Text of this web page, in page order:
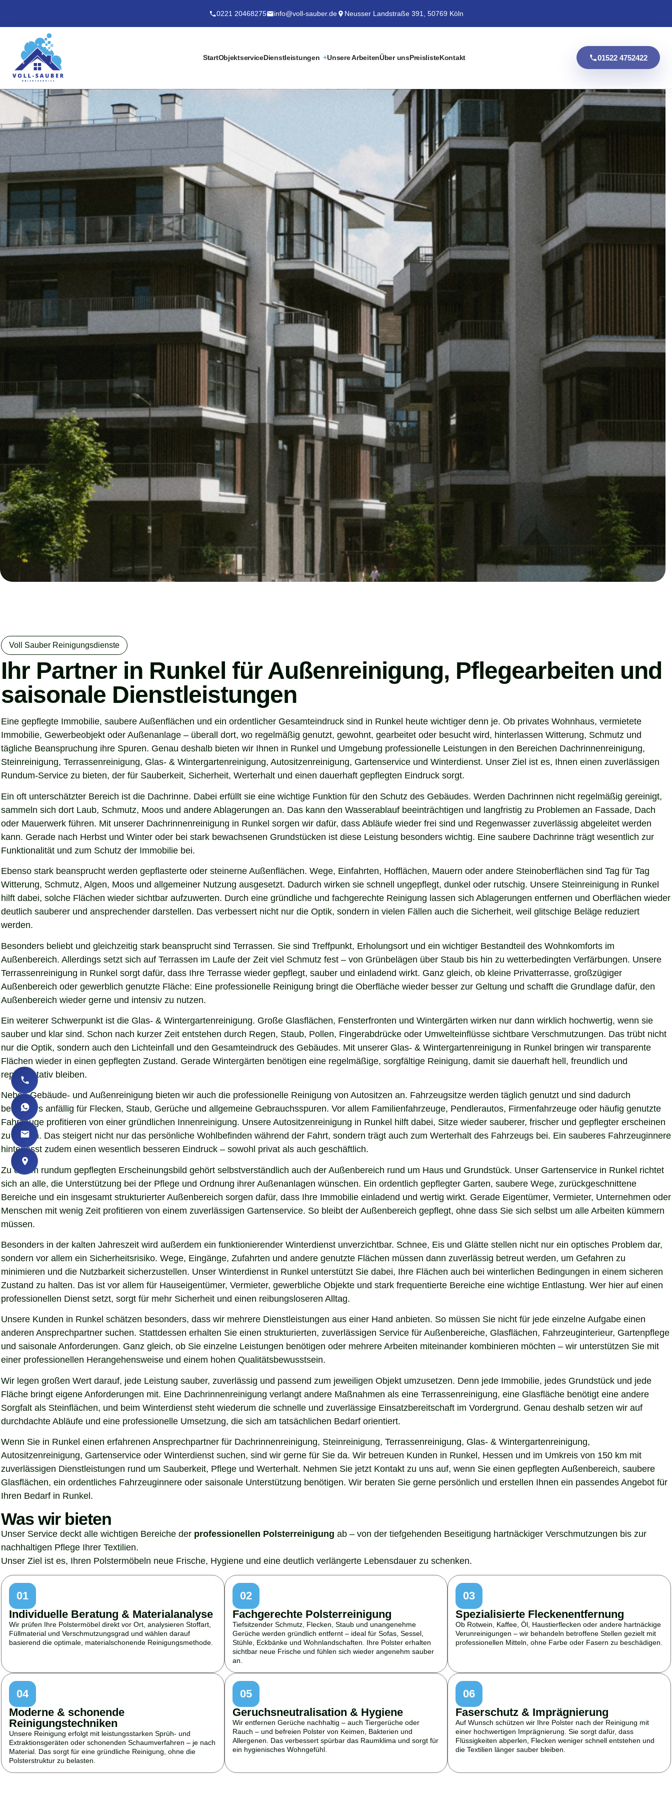
0221 20468275 info@voll-sauber.de Neusser Landstraße 391, 50769 Köln
StartObjektserviceDienstleistungen Unsere ArbeitenÜber unsPreislisteKontakt 01522 4752422
Voll Sauber Reinigungsdienste
Ihr Partner in Runkel für Außenreinigung, Pflegearbeiten und
saisonale Dienstleistungen
Eine gepflegte Immobilie, saubere Außenflächen und ein ordentlicher Gesamteindruck sind in Runkel heute wichtiger denn je. Ob privates Wohnhaus, vermietete
Immobilie, Gewerbeobjekt oder Außenanlage – überall dort, wo regelmäßig genutzt, gewohnt, gearbeitet oder besucht wird, hinterlassen Witterung, Schmutz und
tägliche Beanspruchung ihre Spuren. Genau deshalb bieten wir Ihnen in Runkel und Umgebung professionelle Leistungen in den Bereichen Dachrinnenreinigung,
Steinreinigung, Terrassenreinigung, Glas- & Wintergartenreinigung, Autositzenreinigung, Gartenservice und Winterdienst. Unser Ziel ist es, Ihnen einen zuverlässigen
Rundum-Service zu bieten, der für Sauberkeit, Sicherheit, Werterhalt und einen dauerhaft gepflegten Eindruck sorgt.
Ein oft unterschätzter Bereich ist die Dachrinne. Dabei erfüllt sie eine wichtige Funktion für den Schutz des Gebäudes. Werden Dachrinnen nicht regelmäßig gereinigt,
sammeln sich dort Laub, Schmutz, Moos und andere Ablagerungen an. Das kann den Wasserablauf beeinträchtigen und langfristig zu Problemen an Fassade, Dach
oder Mauerwerk führen. Mit unserer Dachrinnenreinigung in Runkel sorgen wir dafür, dass Abläufe wieder frei sind und Regenwasser zuverlässig abgeleitet werden
kann. Gerade nach Herbst und Winter oder bei stark bewachsenen Grundstücken ist diese Leistung besonders wichtig. Eine saubere Dachrinne trägt wesentlich zur
Funktionalität und zum Schutz der Immobilie bei.
Ebenso stark beansprucht werden gepflasterte oder steinerne Außenflächen. Wege, Einfahrten, Hofflächen, Mauern oder andere Steinoberflächen sind Tag für Tag
Witterung, Schmutz, Algen, Moos und allgemeiner Nutzung ausgesetzt. Dadurch wirken sie schnell ungepflegt, dunkel oder rutschig. Unsere Steinreinigung in Runkel
hilft dabei, solche Flächen wieder sichtbar aufzuwerten. Durch eine gründliche und fachgerechte Reinigung lassen sich Ablagerungen entfernen und Oberflächen wieder
deutlich sauberer und ansprechender darstellen. Das verbessert nicht nur die Optik, sondern in vielen Fällen auch die Sicherheit, weil glitschige Beläge reduziert
werden.
Besonders beliebt und gleichzeitig stark beansprucht sind Terrassen. Sie sind Treffpunkt, Erholungsort und ein wichtiger Bestandteil des Wohnkomforts im
Außenbereich. Allerdings setzt sich auf Terrassen im Laufe der Zeit viel Schmutz fest – von Grünbelägen über Staub bis hin zu wetterbedingten Verfärbungen. Unsere
Terrassenreinigung in Runkel sorgt dafür, dass Ihre Terrasse wieder gepflegt, sauber und einladend wirkt. Ganz gleich, ob kleine Privatterrasse, großzügiger
Außenbereich oder gewerblich genutzte Fläche: Eine professionelle Reinigung bringt die Oberfläche wieder besser zur Geltung und schafft die Grundlage dafür, den
Außenbereich wieder gerne und intensiv zu nutzen.
Ein weiterer Schwerpunkt ist die Glas- & Wintergartenreinigung. Große Glasflächen, Fensterfronten und Wintergärten wirken nur dann wirklich hochwertig, wenn sie
sauber und klar sind. Schon nach kurzer Zeit entstehen durch Regen, Staub, Pollen, Fingerabdrücke oder Umwelteinflüsse sichtbare Verschmutzungen. Das trübt nicht
nur die Optik, sondern auch den Lichteinfall und den Gesamteindruck des Gebäudes. Mit unserer Glas- & Wintergartenreinigung in Runkel bringen wir transparente
Flächen wieder in einen gepflegten Zustand. Gerade Wintergärten benötigen eine regelmäßige, sorgfältige Reinigung, damit sie dauerhaft hell, freundlich und
repräsentativ bleiben.
Neben Gebäude- und Außenreinigung bieten wir auch die professionelle Reinigung von Autositzen an. Fahrzeugsitze werden täglich genutzt und sind dadurch
besonders anfällig für Flecken, Staub, Gerüche und allgemeine Gebrauchsspuren. Vor allem Familienfahrzeuge, Pendlerautos, Firmenfahrzeuge oder häufig genutzte
Fahrzeuge profitieren von einer gründlichen Innenreinigung. Unsere Autositzenreinigung in Runkel hilft dabei, Sitze wieder sauberer, frischer und gepflegter erscheinen
zu lassen. Das steigert nicht nur das persönliche Wohlbefinden während der Fahrt, sondern trägt auch zum Werterhalt des Fahrzeugs bei. Ein sauberes Fahrzeuginnere
hinterlässt zudem einen wesentlich besseren Eindruck – sowohl privat als auch geschäftlich.
Zu einem rundum gepflegten Erscheinungsbild gehört selbstverständlich auch der Außenbereich rund um Haus und Grundstück. Unser Gartenservice in Runkel richtet
sich an alle, die Unterstützung bei der Pflege und Ordnung ihrer Außenanlagen wünschen. Ein ordentlich gepflegter Garten, saubere Wege, zurückgeschnittene
Bereiche und ein insgesamt strukturierter Außenbereich sorgen dafür, dass Ihre Immobilie einladend und wertig wirkt. Gerade Eigentümer, Vermieter, Unternehmen oder
Menschen mit wenig Zeit profitieren von einem zuverlässigen Gartenservice. So bleibt der Außenbereich gepflegt, ohne dass Sie sich selbst um alle Arbeiten kümmern
müssen.
Besonders in der kalten Jahreszeit wird außerdem ein funktionierender Winterdienst unverzichtbar. Schnee, Eis und Glätte stellen nicht nur ein optisches Problem dar,
sondern vor allem ein Sicherheitsrisiko. Wege, Eingänge, Zufahrten und andere genutzte Flächen müssen dann zuverlässig betreut werden, um Gefahren zu
minimieren und die Nutzbarkeit sicherzustellen. Unser Winterdienst in Runkel unterstützt Sie dabei, Ihre Flächen auch bei winterlichen Bedingungen in einem sicheren
Zustand zu halten. Das ist vor allem für Hauseigentümer, Vermieter, gewerbliche Objekte und stark frequentierte Bereiche eine wichtige Entlastung. Wer hier auf einen
professionellen Dienst setzt, sorgt für mehr Sicherheit und einen reibungsloseren Alltag.
Unsere Kunden in Runkel schätzen besonders, dass wir mehrere Dienstleistungen aus einer Hand anbieten. So müssen Sie nicht für jede einzelne Aufgabe einen
anderen Ansprechpartner suchen. Stattdessen erhalten Sie einen strukturierten, zuverlässigen Service für Außenbereiche, Glasflächen, Fahrzeuginterieur, Gartenpflege
und saisonale Anforderungen. Ganz gleich, ob Sie einzelne Leistungen benötigen oder mehrere Arbeiten miteinander kombinieren möchten – wir unterstützen Sie mit
einer professionellen Herangehensweise und einem hohen Qualitätsbewusstsein.
Wir legen großen Wert darauf, jede Leistung sauber, zuverlässig und passend zum jeweiligen Objekt umzusetzen. Denn jede Immobilie, jedes Grundstück und jede
Fläche bringt eigene Anforderungen mit. Eine Dachrinnenreinigung verlangt andere Maßnahmen als eine Terrassenreinigung, eine Glasfläche benötigt eine andere
Sorgfalt als Steinflächen, und beim Winterdienst steht wiederum die schnelle und zuverlässige Einsatzbereitschaft im Vordergrund. Genau deshalb setzen wir auf
durchdachte Abläufe und eine professionelle Umsetzung, die sich am tatsächlichen Bedarf orientiert.
Wenn Sie in Runkel einen erfahrenen Ansprechpartner für Dachrinnenreinigung, Steinreinigung, Terrassenreinigung, Glas- & Wintergartenreinigung,
Autositzenreinigung, Gartenservice oder Winterdienst suchen, sind wir gerne für Sie da. Wir betreuen Kunden in Runkel, Hessen und im Umkreis von 150 km mit
zuverlässigen Dienstleistungen rund um Sauberkeit, Pflege und Werterhalt. Nehmen Sie jetzt Kontakt zu uns auf, wenn Sie einen gepflegten Außenbereich, saubere
Glasflächen, ein ordentliches Fahrzeuginnere oder saisonale Unterstützung benötigen. Wir beraten Sie gerne persönlich und erstellen Ihnen ein passendes Angebot für
Ihren Bedarf in Runkel.
Was wir bieten
Unser Service deckt alle wichtigen Bereiche der professionellen Polsterreinigung ab – von der tiefgehenden Beseitigung hartnäckiger Verschmutzungen bis zur
nachhaltigen Pflege Ihrer Textilien.
Unser Ziel ist es, Ihren Polstermöbeln neue Frische, Hygiene und eine deutlich verlängerte Lebensdauer zu schenken.
01
Individuelle Beratung & Materialanalyse
Wir prüfen Ihre Polstermöbel direkt vor Ort, analysieren Stoffart,
Füllmaterial und Verschmutzungsgrad und wählen darauf
basierend die optimale, materialschonende Reinigungsmethode.
02
Fachgerechte Polsterreinigung
Tiefsitzender Schmutz, Flecken, Staub und unangenehme
Gerüche werden gründlich entfernt – ideal für Sofas, Sessel,
Stühle, Eckbänke und Wohnlandschaften. Ihre Polster erhalten
sichtbar neue Frische und fühlen sich wieder angenehm sauber
an.
03
Spezialisierte Fleckenentfernung
Ob Rotwein, Kaffee, Öl, Haustierflecken oder andere hartnäckige
Verunreinigungen – wir behandeln betroffene Stellen gezielt mit
professionellen Mitteln, ohne Farbe oder Fasern zu beschädigen.
04
Moderne & schonende
Reinigungstechniken
Unsere Reinigung erfolgt mit leistungsstarken Sprüh- und
Extraktionsgeräten oder schonenden Schaumverfahren – je nach
Material. Das sorgt für eine gründliche Reinigung, ohne die
Polsterstruktur zu belasten.
05
Geruchsneutralisation & Hygiene
Wir entfernen Gerüche nachhaltig – auch Tiergerüche oder
Rauch – und befreien Polster von Keimen, Bakterien und
Allergenen. Das verbessert spürbar das Raumklima und sorgt für
ein hygienisches Wohngefühl.
06
Faserschutz & Imprägnierung
Auf Wunsch schützen wir Ihre Polster nach der Reinigung mit
einer hochwertigen Imprägnierung. Sie sorgt dafür, dass
Flüssigkeiten abperlen, Flecken weniger schnell entstehen und
die Textilien länger sauber bleiben.